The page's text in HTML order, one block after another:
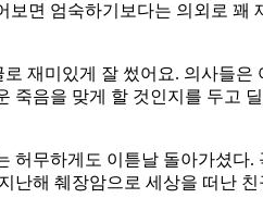
면 엄숙하기보다는 의외로
재미있게 잘 썼어요. 의사들
죽음을 맞게 할 것인지를 두고
허무하게도 이튿날 돌아가셨
난해 췌장암으로 세상을 떠난 친